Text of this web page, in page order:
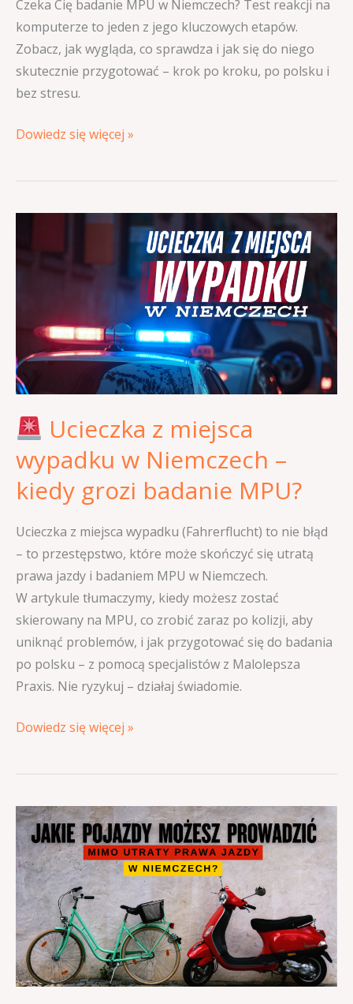
Czeka Cię badanie MPU w Niemczech? Test reakcji na
komputerze to jeden z jego kluczowych etapów.
Zobacz, jak wygląda, co sprawdza i jak się do niego
skutecznie przygotować – krok po kroku, po polsku i
bez stresu.
Dowiedz się więcej »
Ucieczka z miejsca
wypadku w Niemczech –
kiedy grozi badanie MPU?
Ucieczka z miejsca wypadku (Fahrerflucht) to nie błąd
– to przestępstwo, które może skończyć się utratą
prawa jazdy i badaniem MPU w Niemczech.
W artykule tłumaczymy, kiedy możesz zostać
skierowany na MPU, co zrobić zaraz po kolizji, aby
uniknąć problemów, i jak przygotować się do badania
po polsku – z pomocą specjalistów z Malolepsza
Praxis. Nie ryzykuj – działaj świadomie.
z
wypadku
Niemczech
–
kiedy
grozi
badanie
MPU?
Dowiedz się więcej »
Jakie
pojazdy
możesz
prowadzić
mimo
utraty
prawa
jazdy?
Sprawdź,